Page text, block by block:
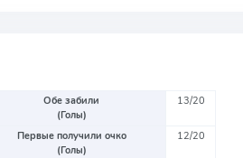
Обе забили
(Голы)
13/20
Первые получили очко
(Голы)
12/20